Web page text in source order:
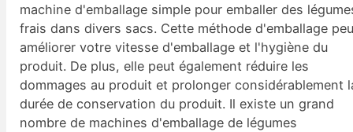
machine d'emballage simple pour emballer des
frais dans divers sacs. Cette méthode d'emballage
améliorer votre vitesse d'emballage et l'hygiène du
produit. De plus, elle peut également réduire les
dommages au produit et prolonger considérablement
durée de conservation du produit. Il existe un grand
nombre de machines d'emballage de légumes